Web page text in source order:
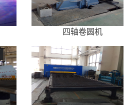
四轴卷圆机